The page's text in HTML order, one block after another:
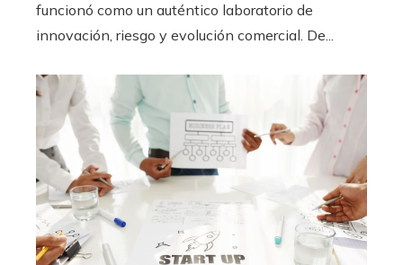
funcionó como un auténtico laboratorio de
innovación, riesgo y evolución comercial. De...